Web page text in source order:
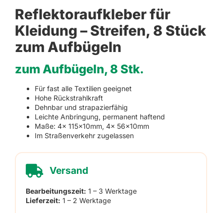
Reflektoraufkleber für
Kleidung – Streifen, 8 Stück
zum Aufbügeln
zum Aufbügeln, 8 Stk.
Für fast alle Textilien geeignet
Hohe Rückstrahlkraft
Dehnbar und strapazierfähig
Leichte Anbringung, permanent haftend
Maße: 4x 115x10mm, 4x 56x10mm
Im Straßenverkehr zugelassen
Versand
Bearbeitungszeit: 1 – 3 Werktage
Lieferzeit: 1 – 2 Werktage